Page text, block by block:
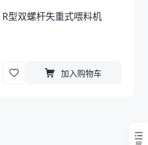
R型双螺杆失重式喂料机
加入购物车